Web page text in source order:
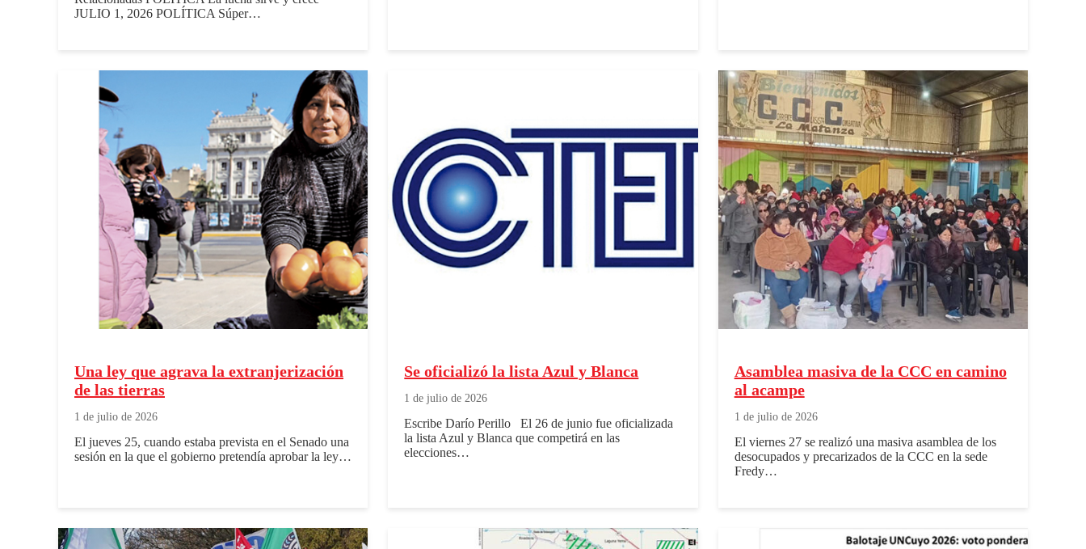
JULIO 1, 2026 POLÍTICA Súper…
Una ley que agrava la extranjerización
de las tierras
1 de julio de 2026
El jueves 25, cuando estaba prevista en el Senado una
sesión en la que el gobierno pretendía aprobar la ley…
Se oficializó la lista Azul y Blanca
1 de julio de 2026
Escribe Darío Perillo El 26 de junio fue oficializada
la lista Azul y Blanca que competirá en las
elecciones…
Asamblea masiva de la CCC en camino
al acampe
1 de julio de 2026
El viernes 27 se realizó una masiva asamblea de los
desocupados y precarizados de la CCC en la sede
Fredy…